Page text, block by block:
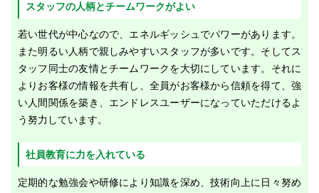
スタッフの人柄とチームワークがよい
若い世代が中心なので、エネルギッシュでパワーがあります。
また明るい人柄で親しみやすいスタッフが多いです。そしてス
タッフ同士の友情とチームワークを大切にしています。それに
よりお客様の情報を共有し、全員がお客様から信頼を得て、強
い人間関係を築き、エンドレスユーザーになっていただけるよ
う努力しています。
社員教育に力を入れている
定期的な勉強会や研修により知識を深め、技術向上に日々努め